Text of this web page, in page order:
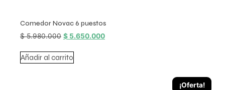
Comedor Novac 6 puestos
$5.980.000 $ 5.650.000
Añadir al carrito
¡Oferta!